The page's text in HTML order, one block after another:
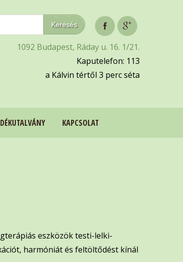
1092 Budapest, Ráday u. 16. 1/21.
Kaputelefon: 113
a Kálvin tértől 3 perc séta
KAPCSOLAT
eszközök testi-lelki-
harmóniát és feltöltődést kínál